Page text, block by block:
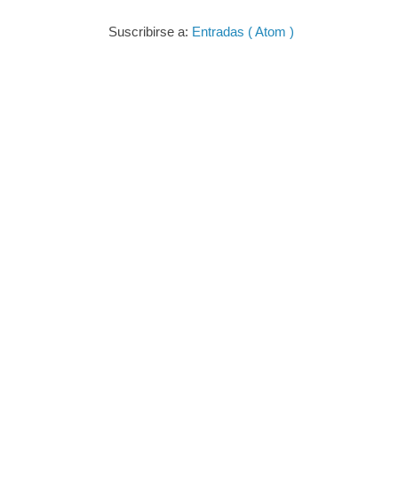
Suscribirse a: Entradas ( Atom )